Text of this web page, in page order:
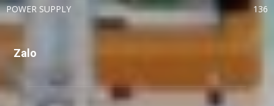
POWER SUPPLY
136
Zalo